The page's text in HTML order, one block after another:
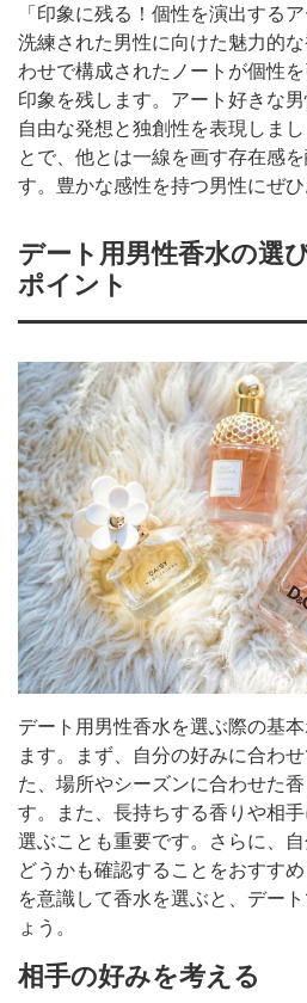
「印象に残る！個性を演出する
洗練された男性に向けた魅力的
わせで構成されたノートが個性
印象を残します。アート好きな
自由な発想と独創性を表現しま
とで、他とは一線を画す存在感
す。豊かな感性を持つ男性にぜひ
デート用男性香水の選
ポイント
デート用男性香水を選ぶ際の基
ます。まず、自分の好みに合わ
た、場所やシーズンに合わせた
す。また、長持ちする香りや相
選ぶことも重要です。さらに、
どうかも確認することをおすす
を意識して香水を選ぶと、デー
ょう。
相手の好みを考える